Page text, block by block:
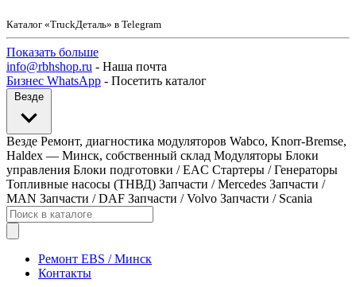
Каталог «TruckДеталь» в Telegram
Показать больше
info@rbhshop.ru - Наша почта
Бизнес WhatsApp - Посетить каталог
Везде
Везде Ремонт, диагностика модуляторов Wabco, Knorr-Bremse,
Haldex — Минск, собственный склад Модуляторы Блоки
управления Блоки подготовки / EAC Стартеры / Генераторы
Топливные насосы (ТНВД) Запчасти / Mercedes Запчасти /
MAN Запчасти / DAF Запчасти / Volvo Запчасти / Scania
Ремонт EBS / Минск
Контакты